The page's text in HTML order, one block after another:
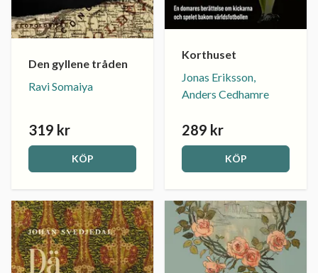
Den gyllene tråden
Ravi Somaiya
319 kr
KÖP
Korthuset
Jonas Eriksson,
Anders Cedhamre
289 kr
KÖP